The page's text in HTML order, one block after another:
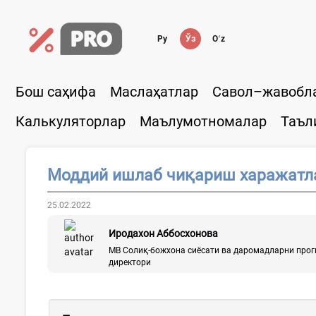
Ру Ўз Oʻz
Бош саҳифа Маслаҳатлар
Калькуляторлар
Маълумотномалар
Моддий ишлаб чиқариш
25.02.2022
Иродахон Аббосхонова
МВ Солиқ-божхона сиёсати ва даромадларни
директори